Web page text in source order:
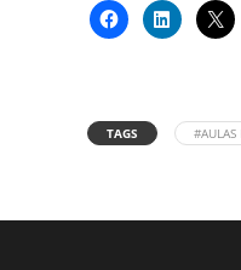
TAGS #AULAS